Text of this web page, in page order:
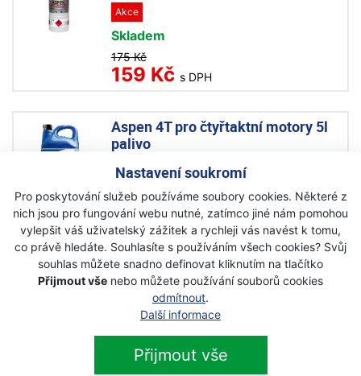
Nastavení soukromí
Pro poskytování služeb používáme soubory cookies. Některé z
nich jsou pro fungování webu nutné, zatímco jiné nám pomohou
vylepšit váš uživatelský zážitek a rychleji vás navést k tomu,
co právě hledáte. Souhlasíte s používáním všech cookies? Svůj
souhlas můžete snadno definovat kliknutím na tlačítko
Přijmout vše nebo můžete používání souborů cookies
odmítnout.
Další informace
Přijmout vše
Akce
Skladem
175 Kč
159 Kč s DPH
Aspen 4T pro čtyřtaktní motory 5l
palivo
Akce
Skladem
660 Kč
599 Kč s DPH
Aspen 4T pro čtyřtaktní motory 1l
Skladem